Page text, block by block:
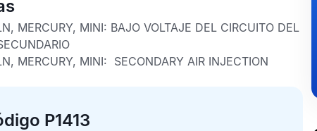
MERCURY, MINI: BAJO VOLTAJE DEL CIRCUITO DEL
MERCURY, MINI: SECONDARY AIR INJECTION
P1413